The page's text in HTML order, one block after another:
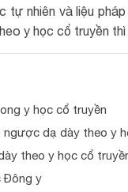
nhiên và liệu
y học cổ truyền thì
y học cổ truyền
ngược dạ dày theo y
theo y học cổ
Đông y